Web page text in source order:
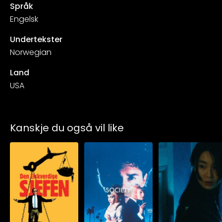
Språk
Engelsk
Undertekster
Norwegian
Land
USA
Kanskje du også vil like